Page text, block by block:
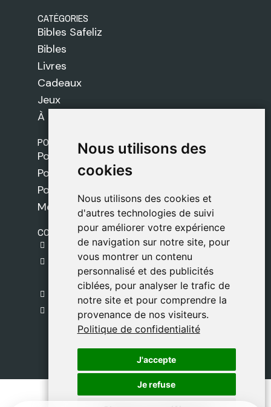
Nous utilisons des
cookies
Nous utilisons des cookies et
d'autres technologies de suivi
pour améliorer votre expérience
de navigation sur notre site, pour
vous montrer un contenu
personnalisé et des publicités
ciblées, pour analyser le trafic de
notre site et pour comprendre la
provenance de nos visiteurs.
Politique de confidentialité
J'accepte
Je refuse
Nous utilisons des
cookies
Nous utilisons des cookies et
d'autres technologies de suivi
pour améliorer votre expérience
de navigation sur notre site, pour
vous montrer un contenu
personnalisé et des publicités
ciblées, pour analyser le trafic de
notre site et pour comprendre la
provenance de nos visiteurs.
Politique de confidentialité
J'accepte
Je refuse
CATÉGORIES
Bibles Safeliz
Bibles
Livres
Cadeaux
Jeux
À propos de nous
POLITIQUES
Politique de livraison
Politique de cookies
Politique de confidentialité
Mentions légales
CONTACT
gestion@safeliz.com
C. del Pradillo, 6, 28770 Colmenar Viejo,
Madrid
+34 918 459 877
09:00 - 13:00